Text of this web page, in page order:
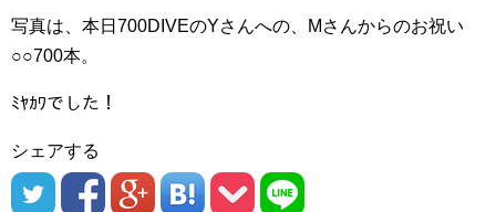
写真は、本日700DIVEのYさんへの、Mさんからのお祝い
○○700本。
ﾐﾔｶﾜでした！
シェアする